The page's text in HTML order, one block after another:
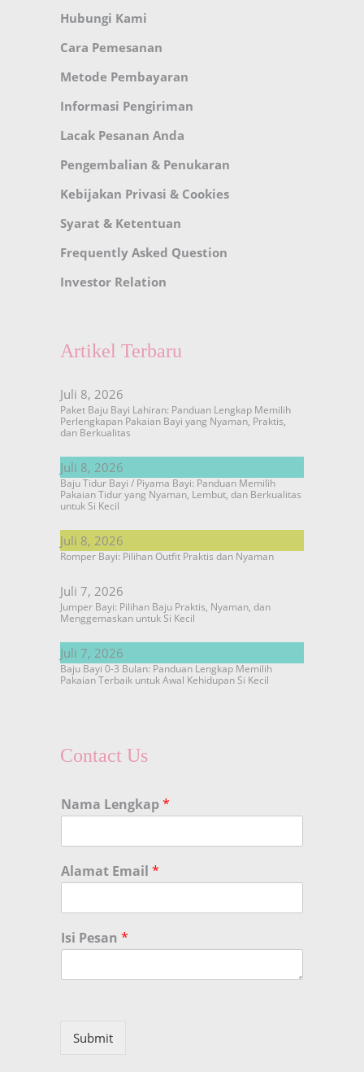
Hubungi Kami
Cara Pemesanan
Metode Pembayaran
Informasi Pengiriman
Lacak Pesanan Anda
Pengembalian & Penukaran
Kebijakan Privasi & Cookies
Syarat & Ketentuan
Frequently Asked Question
Investor Relation
Artikel Terbaru
Juli 8, 2026
Paket Baju Bayi Lahiran: Panduan Lengkap Memilih
Perlengkapan Pakaian Bayi yang Nyaman, Praktis,
dan Berkualitas
Juli 8, 2026
Baju Tidur Bayi / Piyama Bayi: Panduan Memilih
Pakaian Tidur yang Nyaman, Lembut, dan Berkualitas
untuk Si Kecil
Juli 8, 2026
Romper Bayi: Pilihan Outfit Praktis dan Nyaman
Juli 7, 2026
Jumper Bayi: Pilihan Baju Praktis, Nyaman, dan
Menggemaskan untuk Si Kecil
Juli 7, 2026
Baju Bayi 0-3 Bulan: Panduan Lengkap Memilih
Pakaian Terbaik untuk Awal Kehidupan Si Kecil
Contact Us
Nama Lengkap*
Alamat Email *
Isi Pesan *
Submit